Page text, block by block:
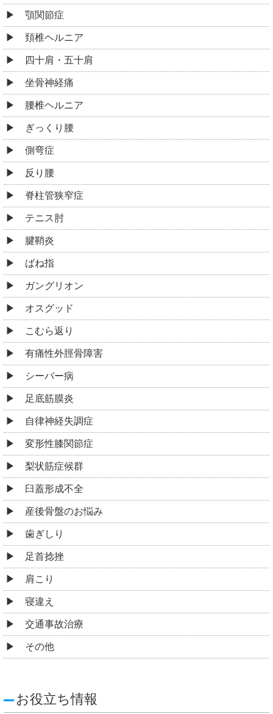
顎関節症
頚椎ヘルニア
四十肩・五十肩
坐骨神経痛
腰椎ヘルニア
ぎっくり腰
側弯症
反り腰
脊柱管狭窄症
テニス肘
腱鞘炎
ばね指
ガングリオン
オスグッド
こむら返り
有痛性外脛骨障害
シーバー病
足底筋膜炎
自律神経失調症
変形性膝関節症
梨状筋症候群
臼蓋形成不全
産後骨盤のお悩み
歯ぎしり
足首捻挫
肩こり
寝違え
交通事故治療
その他
お役立ち情報